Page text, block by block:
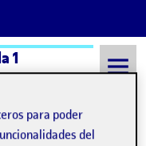
1
para poder
del